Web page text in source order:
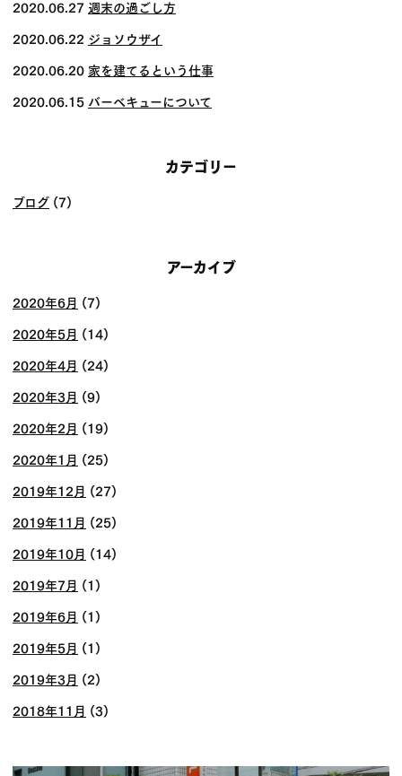
ショ
ン
2020.06.27 週末の過ごし方
2020.06.22 ジョソウザイ
2020.06.20 家を建てるという仕事
2020.06.15 バーベキューについて
カテゴリー
ブログ (7)
アーカイブ
2020年6月 (7)
2020年5月 (14)
2020年4月 (24)
2020年3月 (9)
2020年2月 (19)
2020年1月 (25)
2019年12月 (27)
2019年11月 (25)
2019年10月 (14)
2019年7月 (1)
2019年6月 (1)
2019年5月 (1)
2019年3月 (2)
2018年11月 (3)